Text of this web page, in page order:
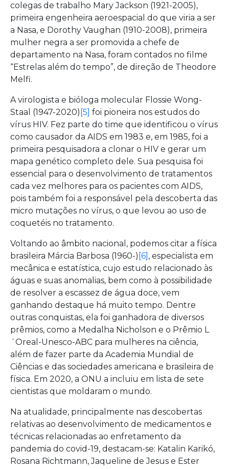
colegas de trabalho Mary Jackson (1921-2005),
primeira engenheira aeroespacial do que viria a ser
a Nasa, e Dorothy Vaughan (1910-2008), primeira
mulher negra a ser promovida a chefe de
departamento na Nasa, foram contados no filme
“Estrelas além do tempo”, de direção de Theodore
Melfi.
A virologista e bióloga molecular Flossie Wong-
Staal (1947-2020) [5] foi pioneira nos estudos do
vírus HIV. Fez parte do time que identificou o vírus
como causador da AIDS em 1983 e, em 1985, foi a
primeira pesquisadora a clonar o HIV e gerar um
mapa genético completo dele. Sua pesquisa foi
essencial para o desenvolvimento de tratamentos
cada vez melhores para os pacientes com AIDS,
pois também foi a responsável pela descoberta das
micro mutações no vírus, o que levou ao uso de
coquetéis no tratamento.
Voltando ao âmbito nacional, podemos citar a física
brasileira Márcia Barbosa (1960-) [6] , especialista em
mecânica e estatística, cujo estudo relacionado às
águas e suas anomalias, bem como à possibilidade
de resolver a escassez de água doce, vem
ganhando destaque há muito tempo. Dentre
outras conquistas, ela foi ganhadora de diversos
prêmios, como a Medalha Nicholson e o Prêmio L
´Oreal-Unesco-ABC para mulheres na ciência,
além de fazer parte da Academia Mundial de
Ciências e das sociedades americana e brasileira de
física. Em 2020, a ONU a incluiu em lista de sete
cientistas que moldaram o mundo.
Na atualidade, principalmente nas descobertas
relativas ao desenvolvimento de medicamentos e
técnicas relacionadas ao enfretamento da
pandemia do covid-19, destacam-se: Katalin Karikó,
Rosana Richtmann, Jaqueline de Jesus e Ester